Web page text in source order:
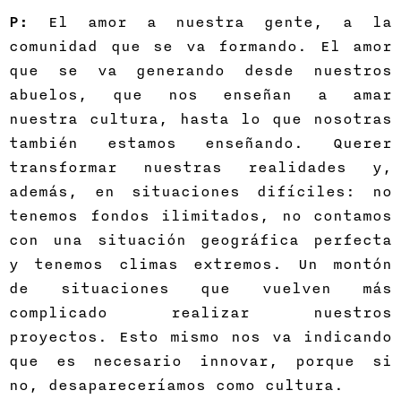
P:
El amor a nuestra gente, a la
comunidad que se va formando. El amor
que se va generando desde nuestros
abuelos, que nos enseñan a amar
nuestra cultura, hasta lo que nosotras
también estamos enseñando. Querer
transformar nuestras realidades y,
además, en situaciones difíciles: no
tenemos fondos ilimitados, no contamos
con una situación geográfica perfecta
y tenemos climas extremos. Un montón
de situaciones que vuelven más
complicado realizar nuestros
proyectos. Esto mismo nos va indicando
que es necesario innovar, porque si
no, desapareceríamos como cultura.